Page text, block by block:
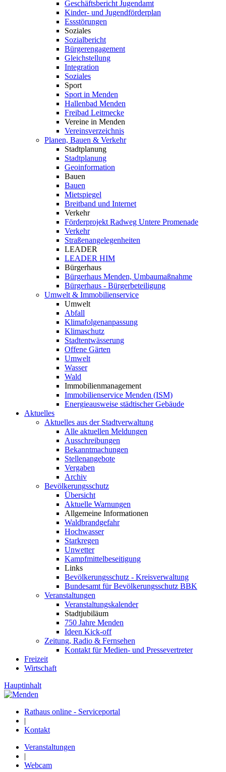
Geschäftsbericht Jugendamt
Kinder- und Jugendförderplan
Essstörungen
Soziales
Sozialbericht
Bürgerengagement
Gleichstellung
Integration
Soziales
Sport
Sport in Menden
Hallenbad Menden
Freibad Leitmecke
Vereine in Menden
Vereinsverzeichnis
Planen, Bauen & Verkehr
Stadtplanung
Stadtplanung
Geoinformation
Bauen
Bauen
Mietspiegel
Breitband und Internet
Verkehr
Förderprojekt Radweg Untere Promenade
Verkehr
Straßenangelegenheiten
LEADER
LEADER HIM
Bürgerhaus
Bürgerhaus Menden, Umbaumaßnahme
Bürgerhaus - Bürgerbeteiligung
Umwelt & Immobilienservice
Umwelt
Abfall
Klimafolgenanpassung
Klimaschutz
Stadtentwässerung
Offene Gärten
Umwelt
Wasser
Wald
Immobilienmanagement
Immobilienservice Menden (ISM)
Energieausweise städtischer Gebäude
Aktuelles
Aktuelles aus der Stadtverwaltung
Alle aktuellen Meldungen
Ausschreibungen
Bekanntmachungen
Stellenangebote
Vergaben
Archiv
Bevölkerungsschutz
Übersicht
Aktuelle Warnungen
Allgemeine Informationen
Waldbrandgefahr
Hochwasser
Starkregen
Unwetter
Kampfmittelbeseitigung
Links
Bevölkerungsschutz - Kreisverwaltung
Bundesamt für Bevölkerungsschutz BBK
Veranstaltungen
Veranstaltungskalender
Stadtjubiläum
750 Jahre Menden
Ideen Kick-off
Zeitung, Radio & Fernsehen
Kontakt für Medien- und Pressevertreter
Freizeit
Wirtschaft
Hauptinhalt
Rathaus online - Serviceportal
|
Kontakt
Veranstaltungen
|
Webcam